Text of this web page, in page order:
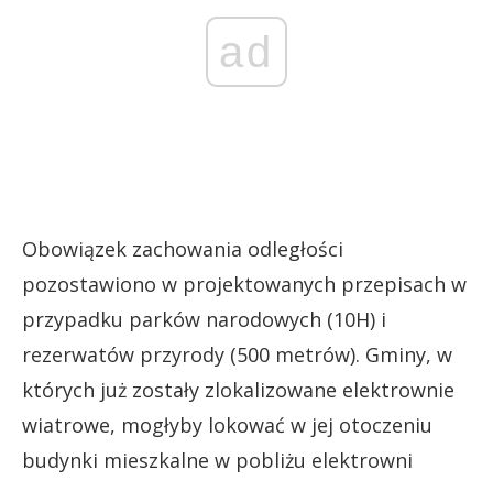
ad
Obowiązek zachowania odległości
pozostawiono w projektowanych przepisach w
przypadku parków narodowych (10H) i
rezerwatów przyrody (500 metrów). Gminy, w
których już zostały zlokalizowane elektrownie
wiatrowe, mogłyby lokować w jej otoczeniu
budynki mieszkalne w pobliżu elektrowni